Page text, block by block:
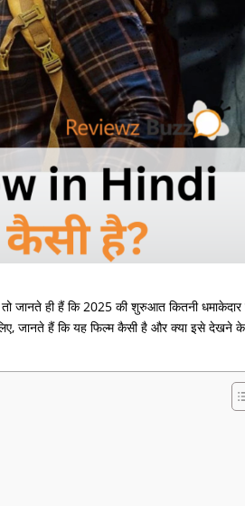
जानते ही हैं कि 2025 की शुरुआत कितनी धमाकेदार
जानते हैं कि यह फिल्म कैसी है और क्या इसे देखने